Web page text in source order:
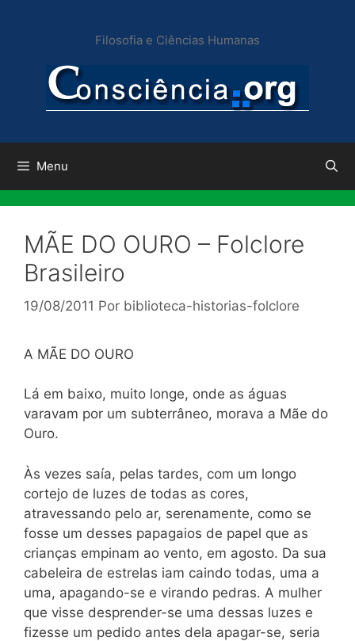
conteúdo
Filosofia e Ciências Humanas
Menu
MÃE DO OURO – Folclore
Brasileiro
19/08/2011 Por biblioteca-historias-folclore
A MÃE DO OURO
Lá em baixo, muito longe, onde as águas
varavam por um subterrâneo, morava a Mãe do
Ouro.
Às vezes saía, pelas tardes, com um longo
cortejo de luzes de todas as cores,
atravessando pelo ar, serenamente, como se
fosse um desses papagaios de papel que as
crianças empinam ao vento, em agosto. Da sua
cabeleira de estrelas iam caindo todas, uma a
uma, apagando-se e virando pedras. A mulher
que visse desprender-se uma dessas luzes e
fizesse um pedido antes dela apagar-se, seria